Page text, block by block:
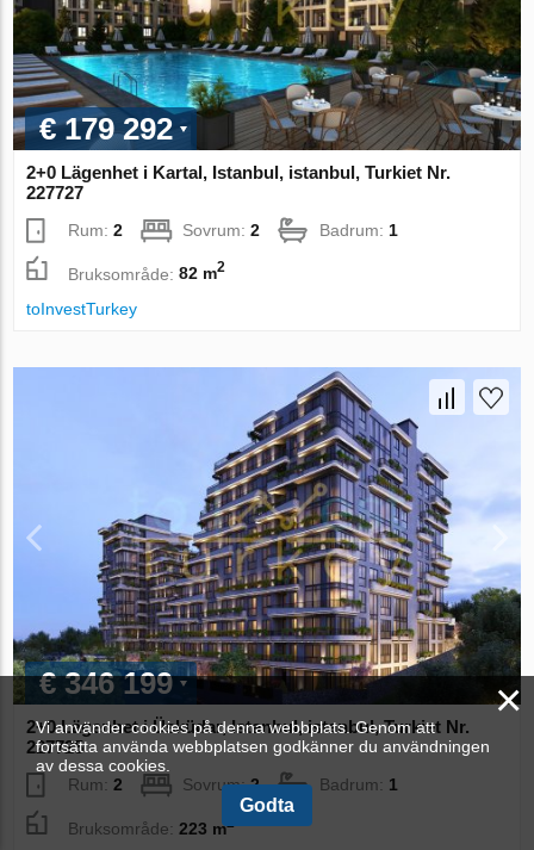
€ 179 292
2+0 Lägenhet i Kartal, Istanbul, istanbul, Turkiet Nr.
227727
Rum:2 Sovrum:2 Badrum: 1
Bruksområde:82 m2
toInvestTurkey
€ 346 199
2+0 Lägenhet i Üsküdar, Istanbul, istanbul, Turkiet Nr.
227725
Rum:2 Sovrum:2 Badrum: 1
Bruksområde:223 m
×
Vi använder cookies på denna webbplats. Genom att
fortsätta använda webbplatsen godkänner du användningen
av dessa cookies.
Godta